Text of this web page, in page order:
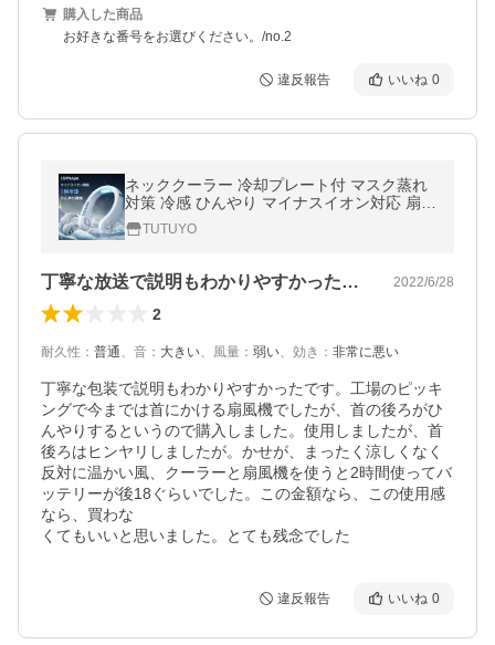
購入した商品
お好きな番号をお選びください。/no.2
違反報告 いいね 0
ネッククーラー 冷却プレート付 マスク蒸れ
対策 冷感 ひんやり マイナスイオン対応 扇風
機 首かけ扇風機 首掛け扇風機 ネックファン
ハンディファン 軽量
TUTUYO
丁寧な放送で説明もわかりやすかったです… 2022/6/28
2
耐久性 ： 普通、 音 ： 大きい、 風量 ： 弱い、 効き ： 非常に悪い
丁寧な包装で説明もわかりやすかったです。工場のピッキ
ングで今までは首にかける扇風機でしたが、首の後ろがひ
んやりするというので購入しました。使用しましたが、首
後ろはヒンヤリしましたが。かせが、まったく涼しくなく
反対に温かい風、クーラーと扇風機を使うと2時間使ってバ
ッテリーが後18ぐらいでした。この金額なら、この使用感
なら、買わな
違反報告 いいね 0